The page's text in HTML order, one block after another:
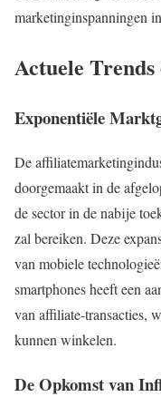
marketinginspanningen
Actuele
Exponentiële
De
doorgemaakt in de
de sector in de nabije
zal bereiken. Deze
van mobiele
smartphones heeft een
van affiliate-transacties,
kunnen winkelen.
De Opkomst van